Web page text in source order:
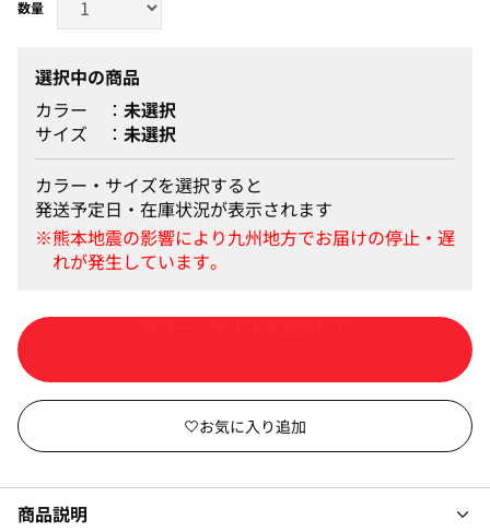
選択中の商品
カラー
未選択
サイズ
未選択
カラー・サイズを選択すると
発送予定日・在庫状況が表示されます
商品説明